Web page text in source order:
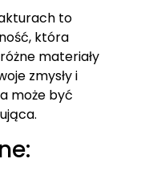
to
która
materiały
zmysły i
może być